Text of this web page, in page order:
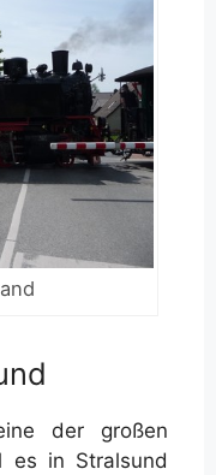
der großen
es in Stralsund